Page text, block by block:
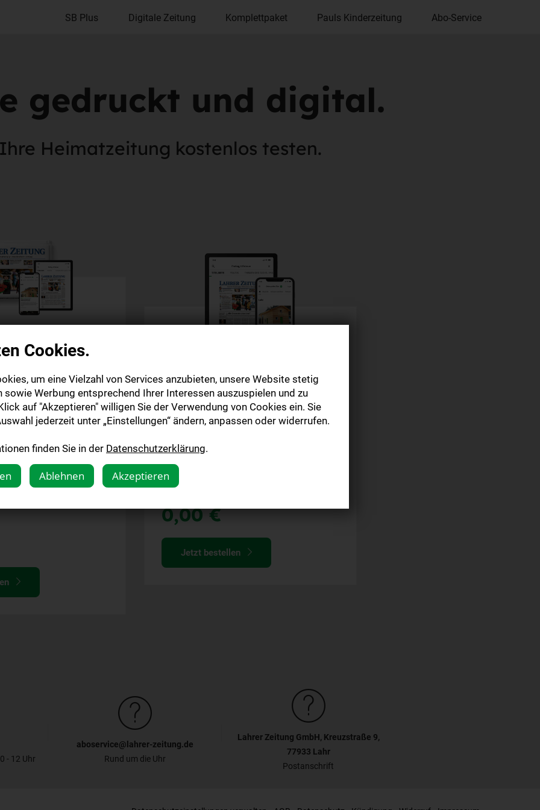
SB Plus Digitale Zeitung Komplettpaket Pauls Kinderzeitung Abo-Service
gedruckt und digital.
Heimatzeitung kostenlos testen.​
aus der Region und der
Ausgabe
inklusive Webzugang
Sonntagszeitung
Digitale Zeitung
14 Tage testen
sowie digitaler Sonntagszeitung
0,00 €
Jetzt bestellen
- 12 Uhr
aboservice@lahrer-zeitung.de
Rund um die Uhr
Lahrer Zeitung GmbH, Kreuzstraße 9,
77933 Lahr
Postanschrift
Cookies.
um eine Vielzahl von Services anzubieten, unsere Website stetig
sowie Werbung entsprechend Ihrer Interessen auszuspielen und zu
auf "Akzeptieren" willigen Sie der Verwendung von Cookies ein. Sie
jederzeit unter „Einstellungen“ ändern, anpassen oder widerrufen.
finden Sie in der Datenschutzerklärung.
Ablehnen Akzeptieren